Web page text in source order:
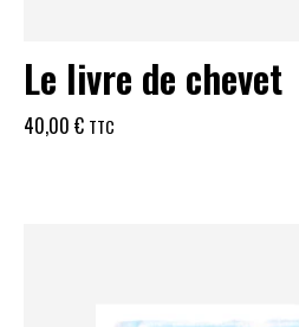
Le livre de chevet
40,00 € TTC